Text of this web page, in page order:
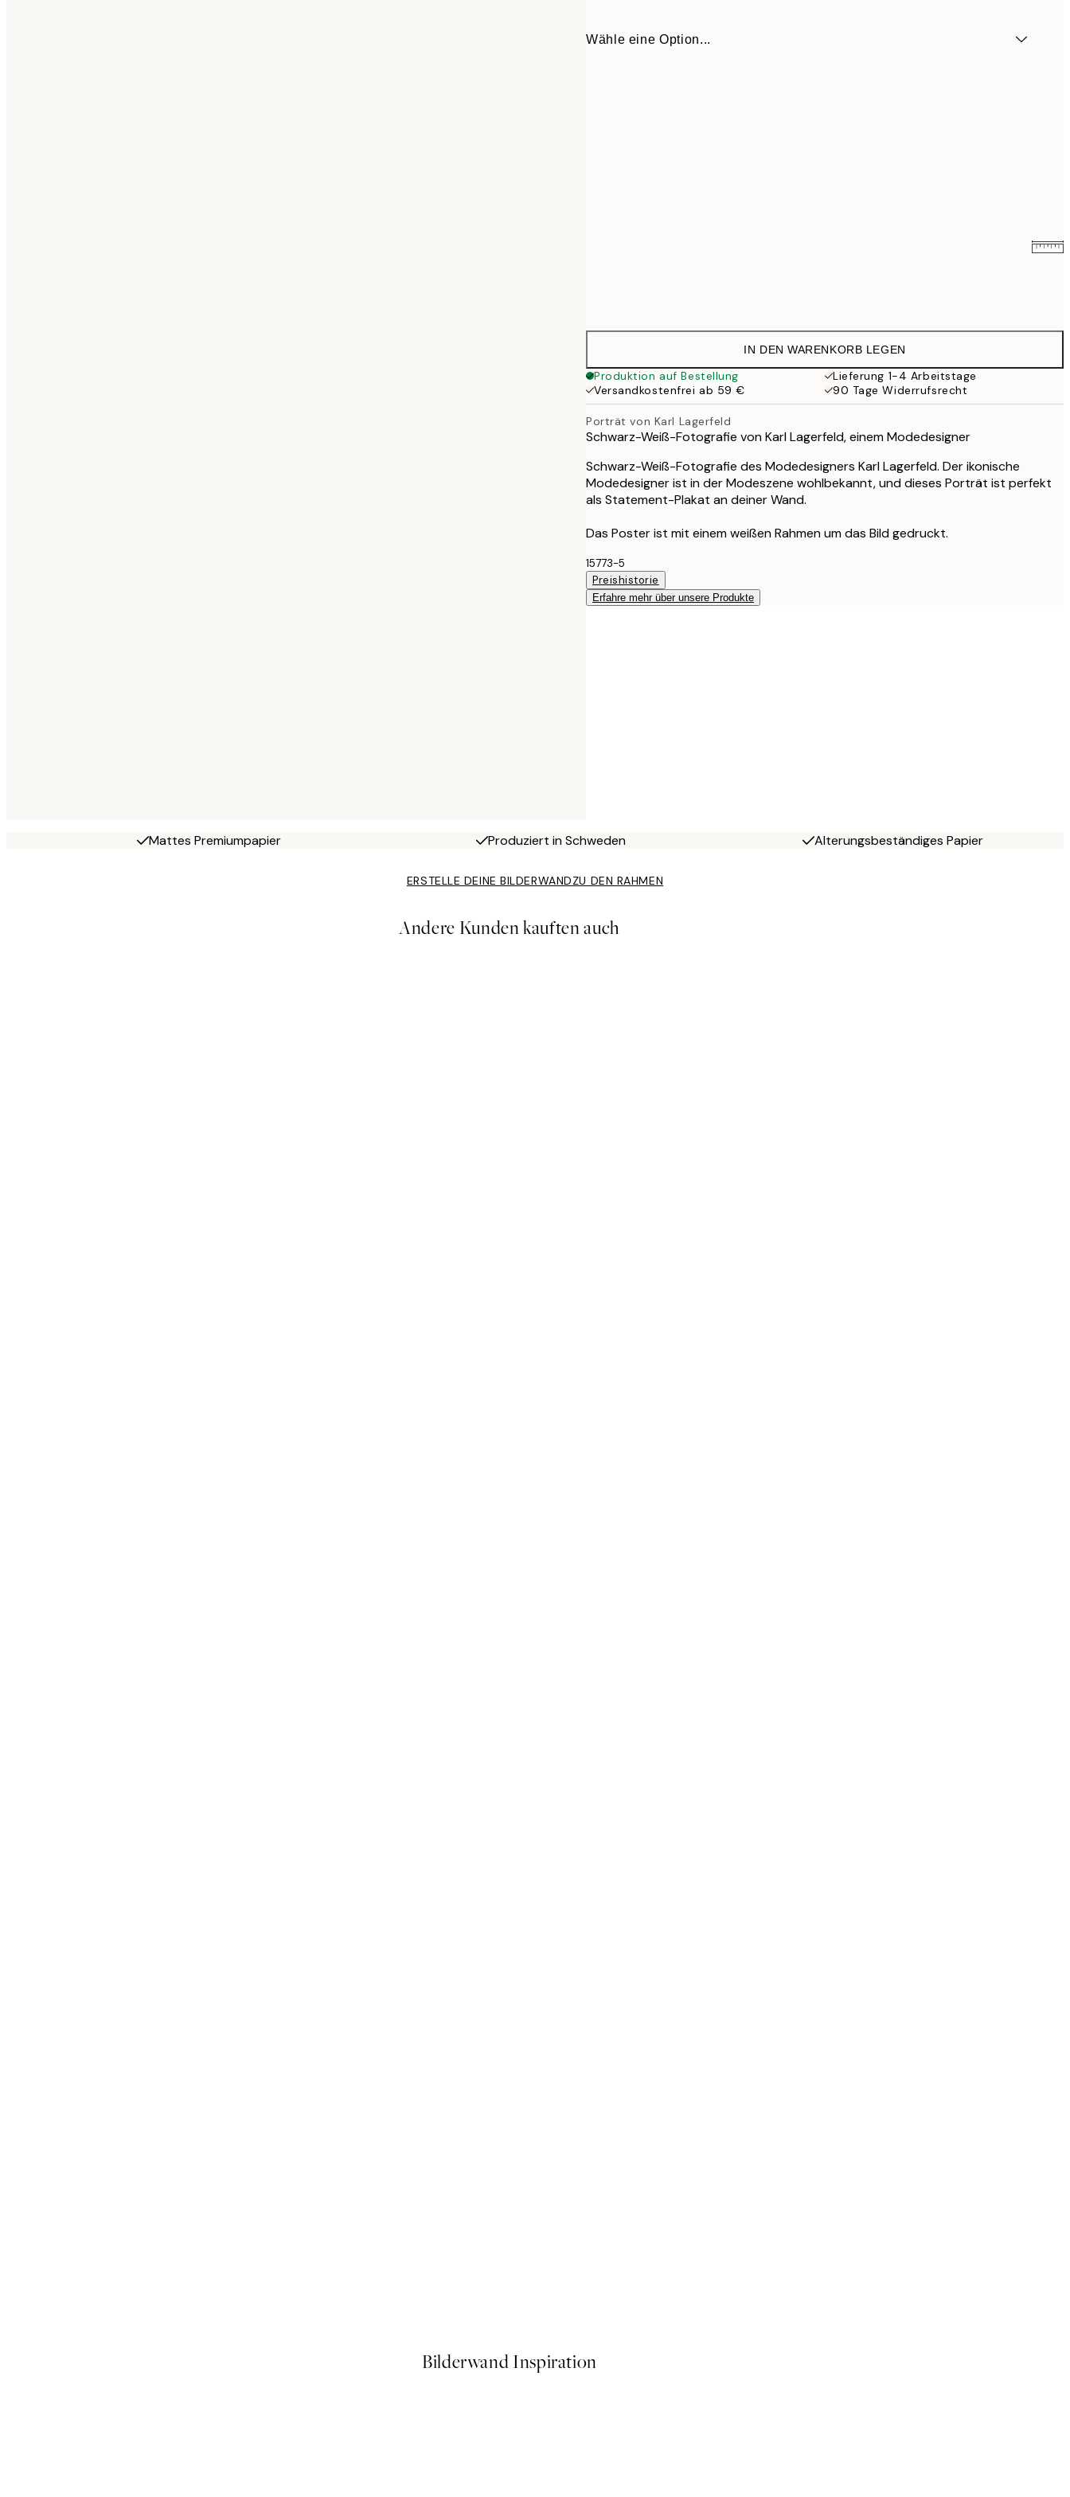
Wähle eine Option...
41,95 €
IN DEN WARENKORB LEGEN
Produktion auf Bestellung
Lieferung 1-4 Arbeitstage
Versandkostenfrei ab 59 €
90 Tage Widerrufsrecht
Porträt von Karl Lagerfeld
Schwarz-Weiß-Fotografie von Karl Lagerfeld, einem Modedesigner
Schwarz-Weiß-Fotografie des Modedesigners Karl Lagerfeld. Der ikonische
Modedesigner ist in der Modeszene wohlbekannt, und dieses Porträt ist perfekt
als Statement-Plakat an deiner Wand.
Das Poster ist mit einem weißen Rahmen um das Bild gedruckt.
15773-5
Preishistorie
Erfahre mehr über unsere Produkte
Mattes Premiumpapier Produziert in Schweden Alterungsbeständiges Papier
ERSTELLE DEINE BILDERWANDZU DEN RAHMEN
Andere Kunden kauften auch
Bilderwand Inspiration